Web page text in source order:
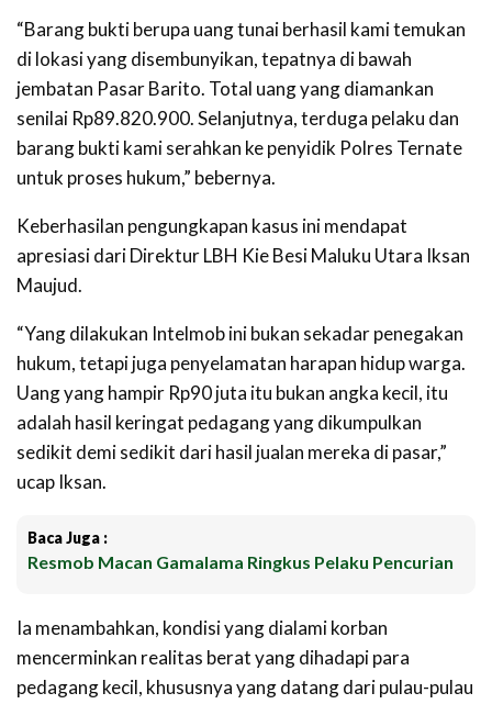
“Barang bukti berupa uang tunai berhasil kami temukan
di lokasi yang disembunyikan, tepatnya di bawah
jembatan Pasar Barito. Total uang yang diamankan
senilai Rp89.820.900. Selanjutnya, terduga pelaku dan
barang bukti kami serahkan ke penyidik Polres Ternate
untuk proses hukum,” bebernya.
Keberhasilan pengungkapan kasus ini mendapat
apresiasi dari Direktur LBH Kie Besi Maluku Utara Iksan
Maujud.
“Yang dilakukan Intelmob ini bukan sekadar penegakan
hukum, tetapi juga penyelamatan harapan hidup warga.
Uang yang hampir Rp90 juta itu bukan angka kecil, itu
adalah hasil keringat pedagang yang dikumpulkan
sedikit demi sedikit dari hasil jualan mereka di pasar,”
ucap Iksan.
Baca Juga :
Resmob Macan Gamalama Ringkus Pelaku Pencurian
Ia menambahkan, kondisi yang dialami korban
mencerminkan realitas berat yang dihadapi para
pedagang kecil, khususnya yang datang dari pulau-pulau